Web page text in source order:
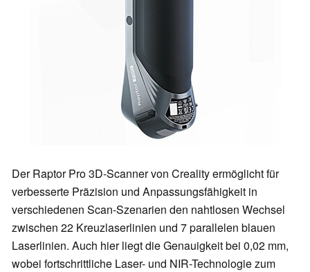
Der Raptor Pro 3D-Scanner von Creality ermöglicht für
verbesserte Präzision und Anpassungsfähigkeit in
verschiedenen Scan-Szenarien den nahtlosen Wechsel
zwischen 22 Kreuzlaserlinien und 7 parallelen blauen
Laserlinien. Auch hier liegt die Genauigkeit bei 0,02 mm,
wobei fortschrittliche Laser- und NIR-Technologie zum